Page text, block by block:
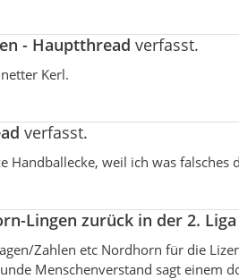
- Hauptthread verfasst.
Kerl.
verfasst.
Handballecke, weil ich was falsches
Lingen zurück in der 2. Liga
Zahlen etc Nordhorn für die
Menschenverstand sagt einem